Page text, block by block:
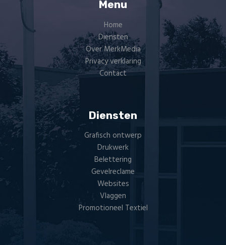
Menu
Home
Diensten
Over MerkMedia
Privacy verklaring
Contact
Diensten
Grafisch ontwerp
Drukwerk
Belettering
Gevelreclame
Websites
Vlaggen
Promotioneel Textiel